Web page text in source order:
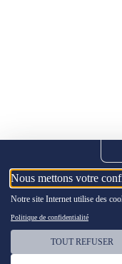
Nous mettons votre
Notre site Internet utilise des
Politique de confidentialité
TOUT REFUSER